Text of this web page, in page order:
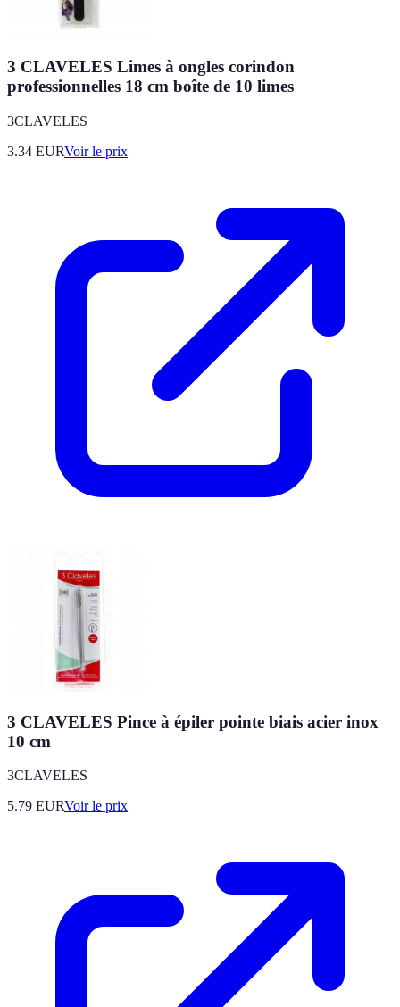
3 CLAVELES Limes à ongles corindon
professionnelles 18 cm boîte de 10 limes
3CLAVELES
3.34 EURVoir le prix
3 CLAVELES Pince à épiler pointe biais acier inox
10 cm
3CLAVELES
5.79 EURVoir le prix